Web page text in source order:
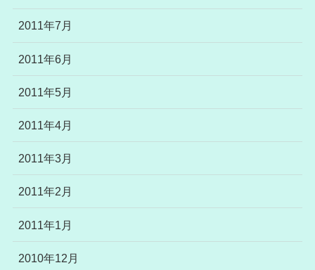
2011年7月
2011年6月
2011年5月
2011年4月
2011年3月
2011年2月
2011年1月
2010年12月